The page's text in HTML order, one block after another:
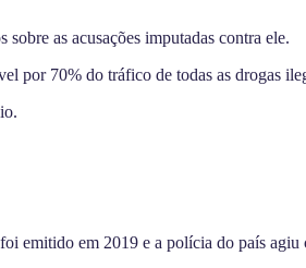
as acusações imputadas contra ele.
por 70% do tráfico de todas as drogas
emitido em 2019 e a polícia do país